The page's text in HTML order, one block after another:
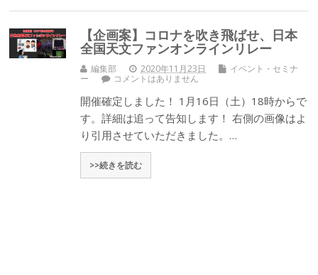
【企画案】コロナを吹き飛ばせ、日本
全国天文ファンオンラインリレー
編集部 2020年11月23日
イベント・セミナ
ー
コメントはありません
開催確定しました！ 1月16日（土）18時からで
す。詳細は追って告知します！ 右側の画像はよ
り引用させていただきました。…
>>続きを読む